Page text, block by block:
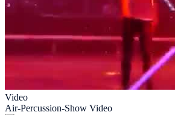
Video
Air-Percussion-Show Video